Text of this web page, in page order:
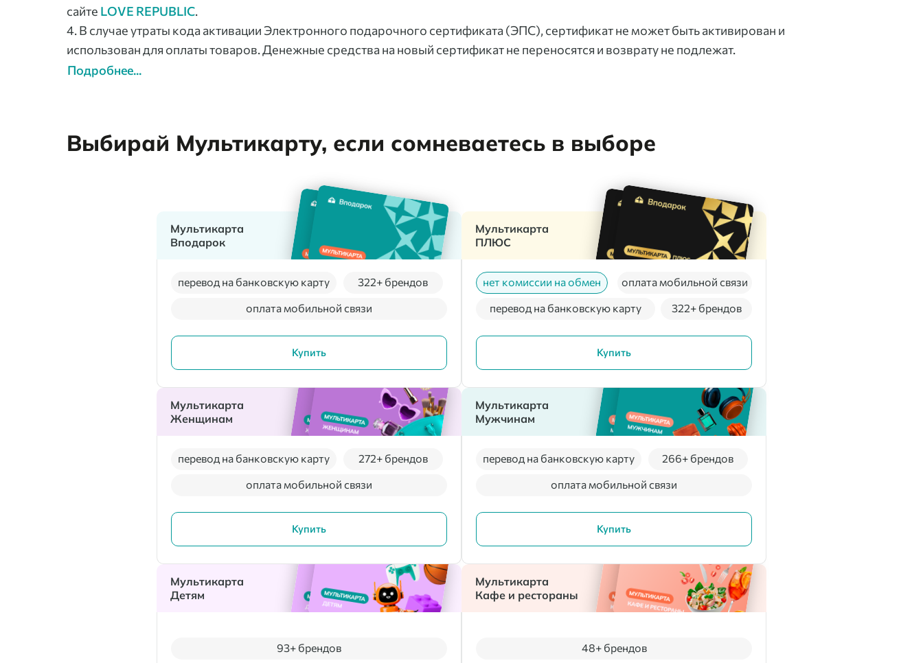
сайте LOVE REPUBLIC.
4. В случае утраты кода активации Электронного подарочного сертификата (ЭПС), сертификат не может быть активирован и
использован для оплаты товаров. Денежные средства на новый сертификат не переносятся и возврату не подлежат.
Подробнее...
Выбирай Мультикарту, если сомневаетесь в выборе
Мультикарта
Вподарок
оплата мобильной связи
перевод на банковскую карту 322+ брендов
Купить
Мультикарта
ПЛЮС
нет комиссии на обмен
оплата мобильной связи
перевод на банковскую карту
322+ брендов
Купить
Мультикарта
Женщинам
оплата мобильной связи
перевод на банковскую карту 272+ брендов
Купить
Мультикарта
Мужчинам
оплата мобильной связи
перевод на банковскую карту 266+ брендов
Купить
Мультикарта
Детям
93+ брендов
Мультикарта
Кафе и рестораны
48+ брендов